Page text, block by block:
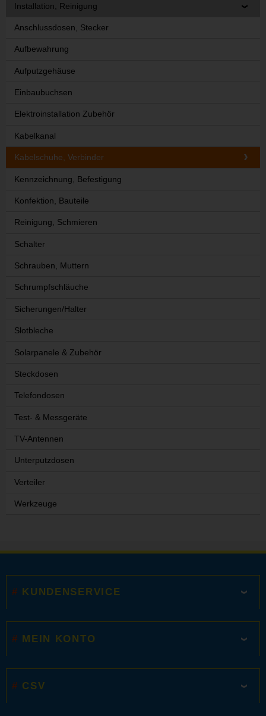
Installation, Reinigung
Anschlussdosen, Stecker
Aufbewahrung
Aufputzgehäuse
Einbaubuchsen
Elektroinstallation Zubehör
Kabelkanal
Kabelschuhe, Verbinder
Kennzeichnung, Befestigung
Konfektion, Bauteile
Reinigung, Schmieren
Schalter
Schrauben, Muttern
Schrumpfschläuche
Sicherungen/Halter
Slotbleche
Solarpanele & Zubehör
Steckdosen
Telefondosen
Test- & Messgeräte
TV-Antennen
Unterputzdosen
Verteiler
Werkzeuge
KUNDENSERVICE
MEIN KONTO
CSV